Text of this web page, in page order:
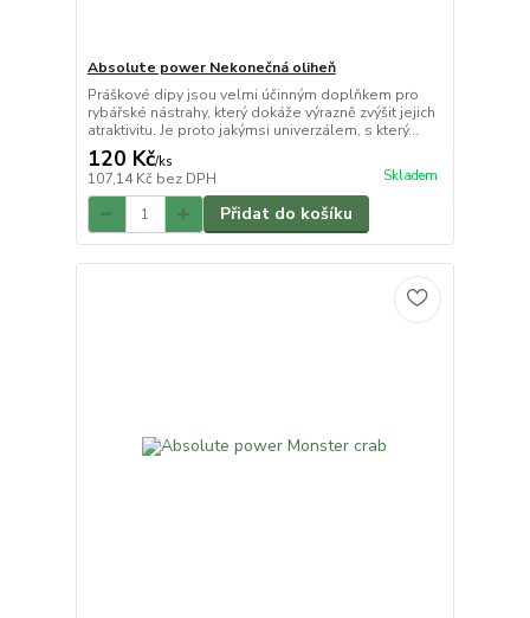
Absolute power Nekonečná oliheň
Práškové dipy jsou velmi účinným doplňkem pro
rybářské nástrahy, který dokáže výrazně zvýšit jejich
atraktivitu. Je proto jakýmsi univerzálem, s který...
120 Kč/ks
107,14 Kč bez DPH Skladem
Přidat do košíku